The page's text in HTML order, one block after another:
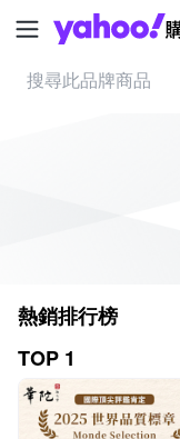
熱銷排行榜
TOP 1